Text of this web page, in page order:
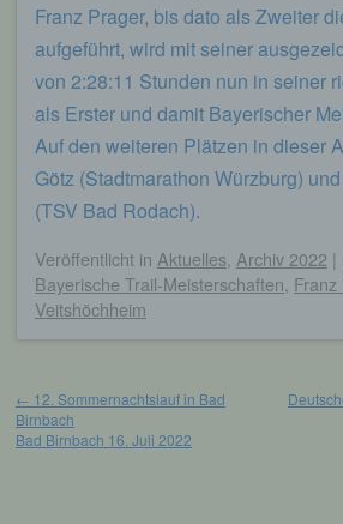
Franz Prager, bis dato als Zweiter
aufgeführt, wird mit seiner
von 2:28:11 Stunden nun in seiner
als Erster und damit Bayerischer
Auf den weiteren Plätzen in dieser
Götz (Stadtmarathon Würzburg)
(TSV Bad Rodach).
Veröffentlicht in Aktuelles Archiv 2022 |
Bayerische Trail-Meisterschaften
Veitshöchheim
← 12. Sommernachtslauf in Bad
Birnbach
Bad Birnbach 16. Juli 2022